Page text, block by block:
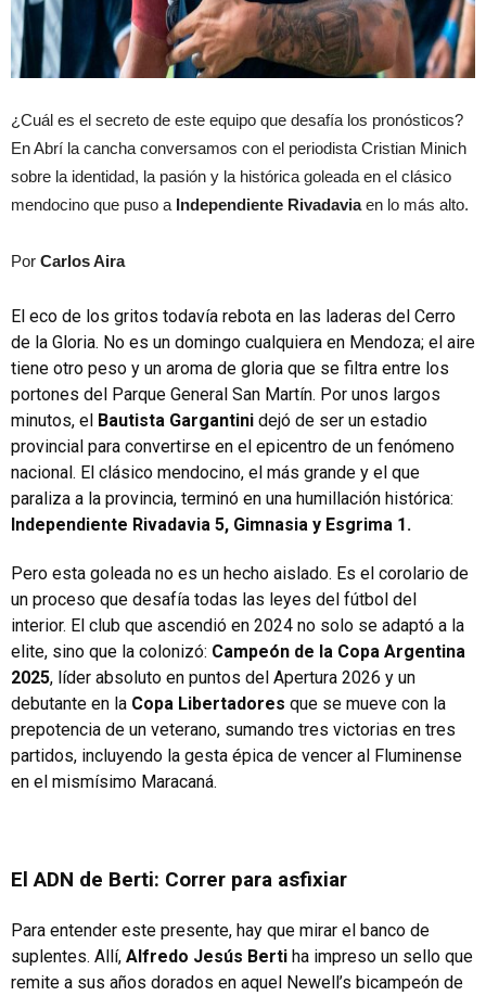
¿Cuál es el secreto de este equipo que desafía los pronósticos?
En Abrí la cancha conversamos con el periodista Cristian Minich
sobre la identidad, la pasión y la histórica goleada en el clásico
mendocino que puso a Independiente Rivadaviaen lo más alto.
Por Carlos Aira
El eco de los gritos todavía rebota en las laderas del Cerro
de la Gloria. No es un domingo cualquiera en Mendoza; el aire
tiene otro peso y un aroma de gloria que se filtra entre los
portones del Parque General San Martín. Por unos largos
minutos, el Bautista Gargantini dejó de ser un estadio
provincial para convertirse en el epicentro de un fenómeno
nacional. El clásico mendocino, el más grande y el que
paraliza a la provincia, terminó en una humillación histórica:
Independiente Rivadavia 5, Gimnasia y Esgrima 1.
Pero esta goleada no es un hecho aislado. Es el corolario de
un proceso que desafía todas las leyes del fútbol del
interior. El club que ascendió en 2024 no solo se adaptó a la
elite, sino que la colonizó: Campeón de la Copa Argentina
2025, líder absoluto en puntos del Apertura 2026 y un
debutante en la Copa Libertadores que se mueve con la
prepotencia de un veterano, sumando tres victorias en tres
partidos, incluyendo la gesta épica de vencer al Fluminense
en el mismísimo Maracaná.
El ADN de Berti: Correr para asfixiar
Para entender este presente, hay que mirar el banco de
suplentes. Allí, Alfredo Jesús Berti ha impreso un sello que
remite a sus años dorados en aquel Newell’s bicampeón de